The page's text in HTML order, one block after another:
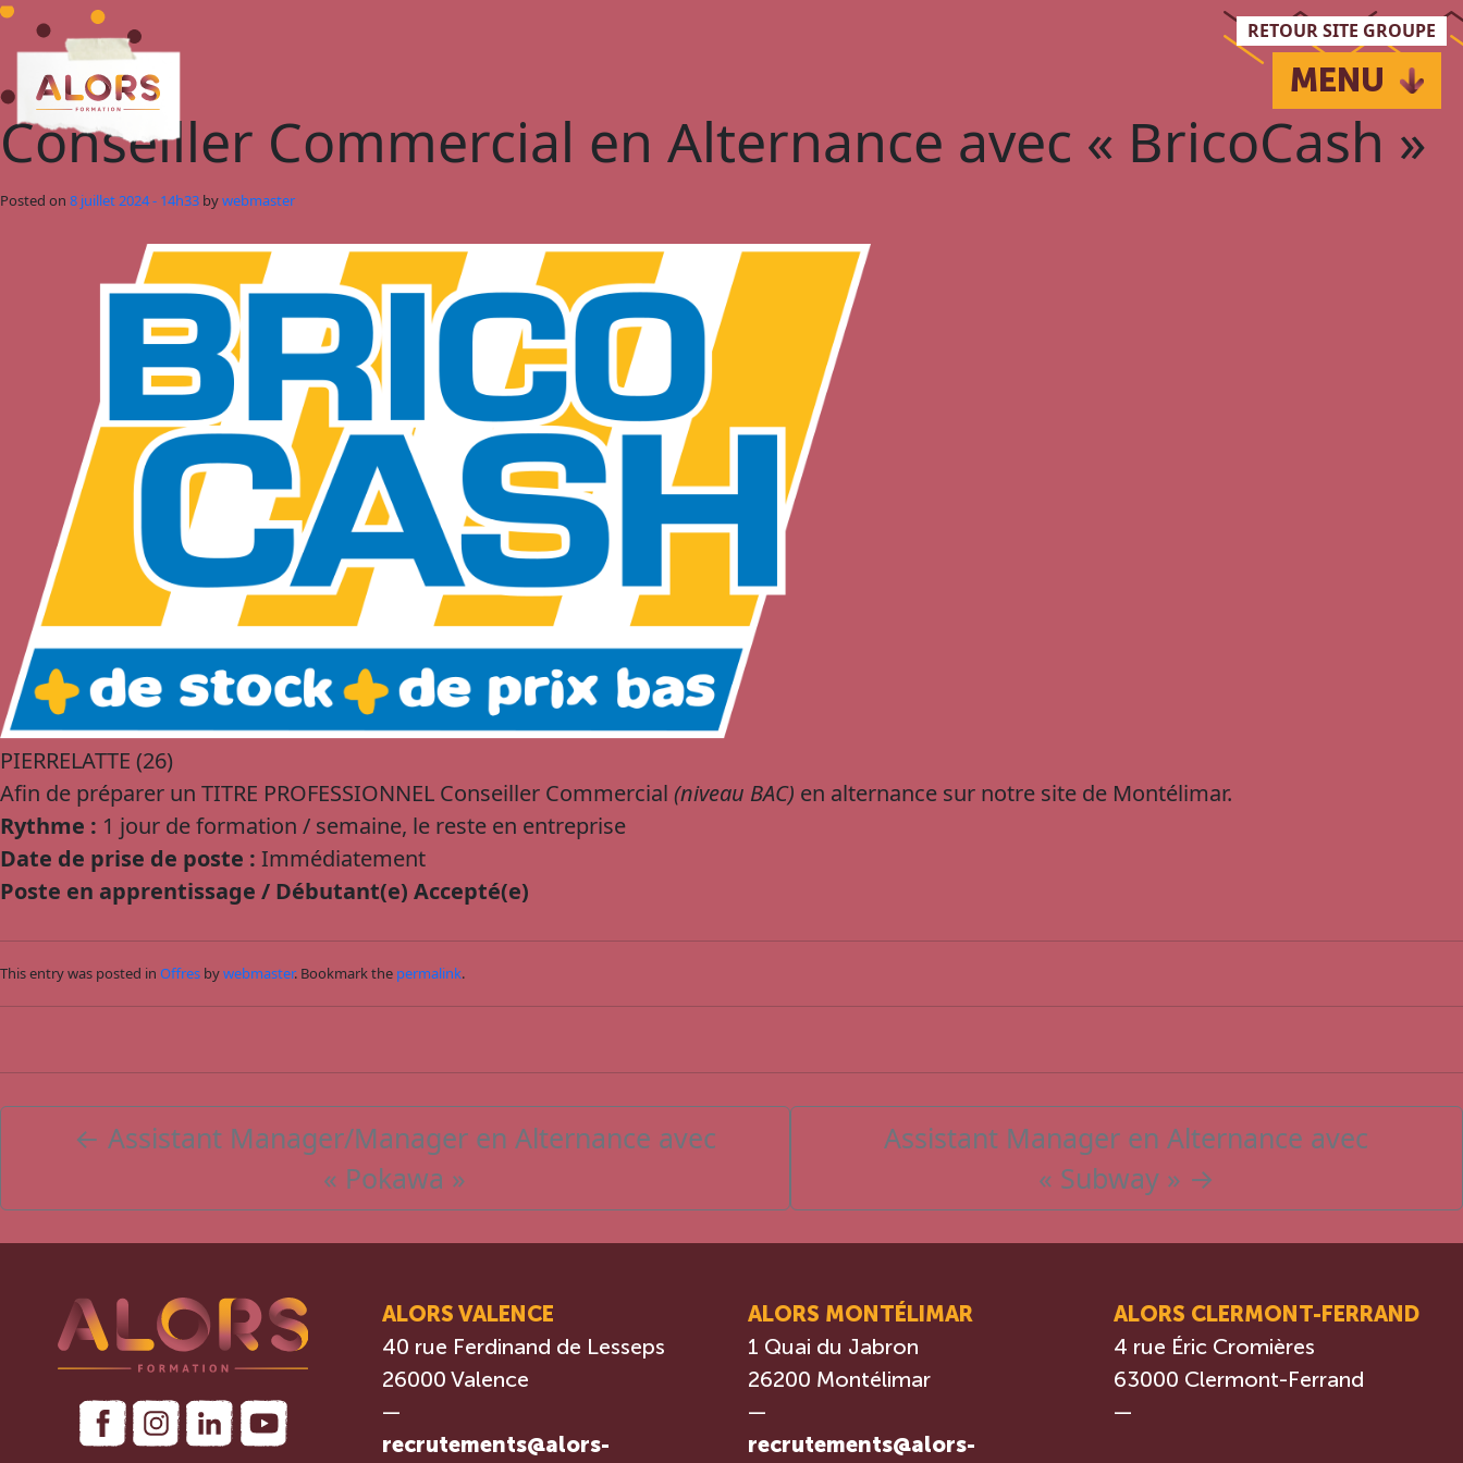
Passer au contenu principal
MENU
RETOUR SITE GROUPE
Conseiller Commercial en Alternance avec « BricoCash »
Posted on 8 juillet 2024 - 14h33 bywebmaster
PIERRELATTE (26)
Afin de préparer un TITRE PROFESSIONNEL Conseiller Commercial (niveau BAC) en alternance sur notre site de Montélimar.
Rythme : 1 jour de formation / semaine, le reste en entreprise
Date de prise de poste : Immédiatement
Poste en apprentissage / Débutant(e) Accepté(e)
This entry was posted in Offres bywebmaster. Bookmark the permalink.
← Assistant Manager/Manager en Alternance avec
« Pokawa »
Assistant Manager en Alternance avec
« Subway » →
ALORS VALENCE
40 rue Ferdinand de Lesseps
26000 Valence
—
recrutements@alors-
ALORS MONTÉLIMAR
1 Quai du Jabron
26200 Montélimar
—
recrutements@alors-
ALORS CLERMONT-FERRAND
4 rue Éric Cromières
63000 Clermont-Ferrand
—